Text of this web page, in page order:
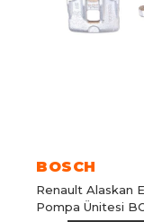
BOSCH
Renault Alaskan
Pompa Ünitesi